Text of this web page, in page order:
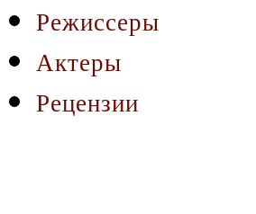
Режиссеры
Актеры
Рецензии